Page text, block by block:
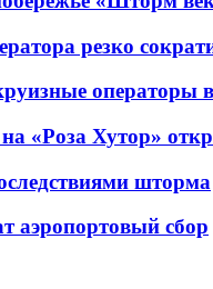
резко
операторы
«Роза Хутор»
шторма
аэропортовый сбор